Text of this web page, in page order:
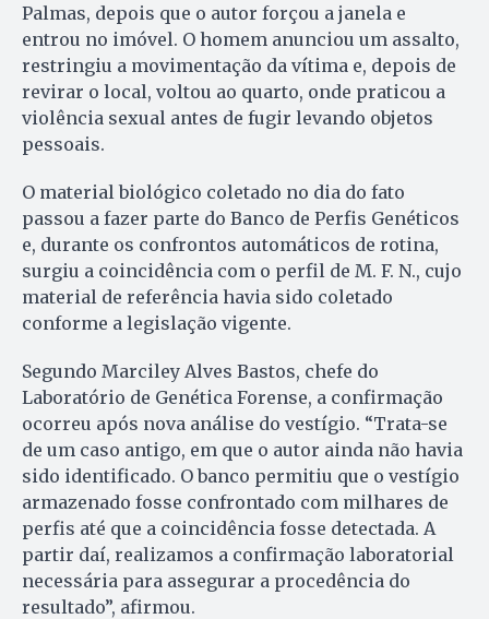
Palmas, depois que o autor forçou a janela e
entrou no imóvel. O homem anunciou um assalto,
restringiu a movimentação da vítima e, depois de
revirar o local, voltou ao quarto, onde praticou a
violência sexual antes de fugir levando objetos
pessoais.
O material biológico coletado no dia do fato
passou a fazer parte do Banco de Perfis Genéticos
e, durante os confrontos automáticos de rotina,
surgiu a coincidência com o perfil de M. F. N., cujo
material de referência havia sido coletado
conforme a legislação vigente.
Segundo Marciley Alves Bastos, chefe do
Laboratório de Genética Forense, a confirmação
ocorreu após nova análise do vestígio. “Trata-se
de um caso antigo, em que o autor ainda não havia
sido identificado. O banco permitiu que o vestígio
armazenado fosse confrontado com milhares de
perfis até que a coincidência fosse detectada. A
partir daí, realizamos a confirmação laboratorial
necessária para assegurar a procedência do
resultado”, afirmou.